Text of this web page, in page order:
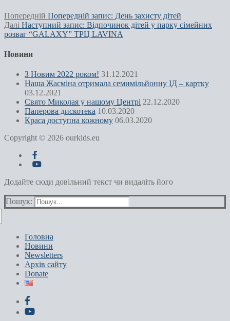
Попередній Попередній запис: День захисту дітей
Далі Наступний запис: Відпочинок дітей у парку сімейних
розваг “GALAXY” ТРЦ LAVINA
Новини
З Новим 2022 роком! 31.12.2021
Наша Жасміна отримала семимільйонну ІД – картку
03.12.2021
Свято Миколая у нашому Центрі 22.12.2020
Паперова дискотека 10.03.2020
Краса доступна кожному 06.03.2020
Copyright © 2026 ourkids.eu
Додайте сюди довільний текст чи видаліть його
Пошук:
Головна
Новини
Newsletters
Архів сайту
Donate